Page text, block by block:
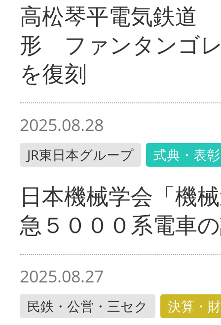
高松琴平電気鉄道
形 ファンタンゴ
を復刻
2025.08.28
JR東日本グループ 式典・表彰
日本機械学会「機
急５０００系電車
2025.08.27
民鉄・公営・三セク 決算・